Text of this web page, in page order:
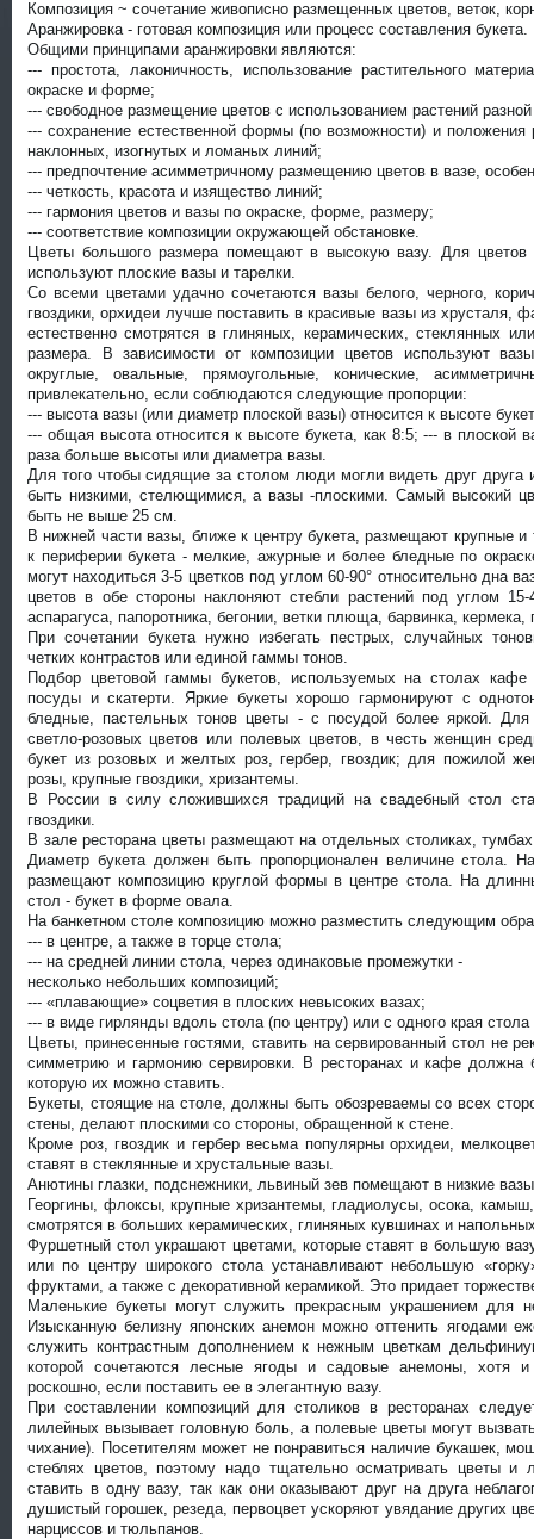
Композиция ~ сочетание живописно размещенных цветов, веток,
Аранжировка - готовая композиция или процесс составления букета.
Общими принципами аранжировки являются:
--- простота, лаконичность, использование растительного
окраске и форме;
--- свободное размещение цветов с использованием растений
--- сохранение естественной формы (по возможности) и положения
наклонных, изогнутых и ломаных линий;
--- предпочтение асимметричному размещению цветов в вазе,
--- четкость, красота и изящество линий;
--- гармония цветов и вазы по окраске, форме, размеру;
--- соответствие композиции окружающей обстановке.
Цветы большого размера помещают в высокую вазу. Для
используют плоские вазы и тарелки.
Со всеми цветами удачно сочетаются вазы белого, черного,
гвоздики, орхидеи лучше поставить в красивые вазы из
естественно смотрятся в глиняных, керамических, стеклянных
размера. В зависимости от композиции цветов используют
округлые, овальные, прямоугольные, конические,
привлекательно, если соблюдаются следующие пропорции:
--- высота вазы (или диаметр плоской вазы) относится к высоте
--- общая высота относится к высоте букета, как 8:5; --- в плоской
раза больше высоты или диаметра вазы.
Для того чтобы сидящие за столом люди могли видеть друг
быть низкими, стелющимися, а вазы -плоскими. Самый высокий
быть не выше 25 см.
В нижней части вазы, ближе к центру букета, размещают крупные
к периферии букета - мелкие, ажурные и более бледные по
могут находиться 3-5 цветков под углом 60-90° относительно дна
цветов в обе стороны наклоняют стебли растений под углом
аспарагуса, папоротника, бегонии, ветки плюща, барвинка, кермека,
При сочетании букета нужно избегать пестрых, случайных
четких контрастов или единой гаммы тонов.
Подбор цветовой гаммы букетов, используемых на столах кафе
посуды и скатерти. Яркие букеты хорошо гармонируют с
бледные, пастельных тонов цветы - с посудой более яркой.
светло-розовых цветов или полевых цветов, в честь женщин
букет из розовых и желтых роз, гербер, гвоздик; для пожилой
розы, крупные гвоздики, хризантемы.
В России в силу сложившихся традиций на свадебный стол
гвоздики.
В зале ресторана цветы размещают на отдельных столиках,
Диаметр букета должен быть пропорционален величине стола.
размещают композицию круглой формы в центре стола. На
стол - букет в форме овала.
На банкетном столе композицию можно разместить следующим
--- в центре, а также в торце стола;
--- на средней линии стола, через одинаковые промежутки -
несколько небольших композиций;
--- «плавающие» соцветия в плоских невысоких вазах;
--- в виде гирлянды вдоль стола (по центру) или с одного края
Цветы, принесенные гостями, ставить на сервированный стол не
симметрию и гармонию сервировки. В ресторанах и кафе должна
которую их можно ставить.
Букеты, стоящие на столе, должны быть обозреваемы со всех
стены, делают плоскими со стороны, обращенной к стене.
Кроме роз, гвоздик и гербер весьма популярны орхидеи,
ставят в стеклянные и хрустальные вазы.
Анютины глазки, подснежники, львиный зев помещают в низкие
Георгины, флоксы, крупные хризантемы, гладиолусы, осока,
смотрятся в больших керамических, глиняных кувшинах и
Фуршетный стол украшают цветами, которые ставят в большую
или по центру широкого стола устанавливают небольшую
фруктами, а также с декоративной керамикой. Это придает
Маленькие букеты могут служить прекрасным украшением для
Изысканную белизну японских анемон можно оттенить ягодами
служить контрастным дополнением к нежным цветкам
которой сочетаются лесные ягоды и садовые анемоны, хотя
роскошно, если поставить ее в элегантную вазу.
При составлении композиций для столиков в ресторанах
лилейных вызывает головную боль, а полевые цветы могут
чихание). Посетителям может не понравиться наличие букашек,
стеблях цветов, поэтому надо тщательно осматривать цветы и
ставить в одну вазу, так как они оказывают друг на друга
душистый горошек, резеда, первоцвет ускоряют увядание других
нарциссов и тюльпанов.